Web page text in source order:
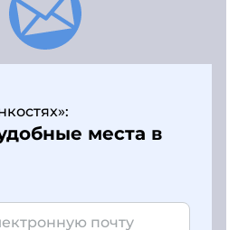
места в